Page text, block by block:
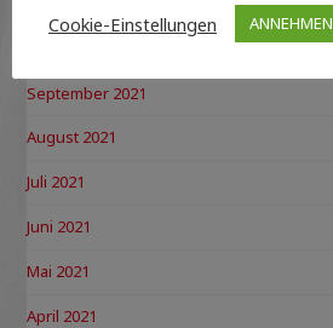
September 2021
August 2021
Juli 2021
Juni 2021
Mai 2021
April 2021
Cookie-Einstellungen
ANNEHMEN